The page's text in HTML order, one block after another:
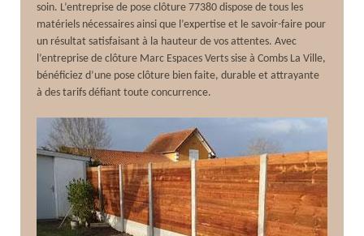
soin. L’entreprise de pose clôture 77380 dispose de tous les
matériels nécessaires ainsi que l’expertise et le savoir-faire pour
un résultat satisfaisant à la hauteur de vos attentes. Avec
l’entreprise de clôture Marc Espaces Verts sise à Combs La Ville,
bénéficiez d’une pose clôture bien faite, durable et attrayante
à des tarifs défiant toute concurrence.